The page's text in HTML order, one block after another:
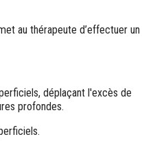
au thérapeute d’effectuer un
déplaçant l'excès de
profondes.